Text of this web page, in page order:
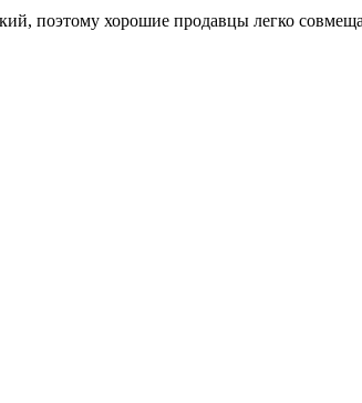
поэтому хорошие продавцы легко